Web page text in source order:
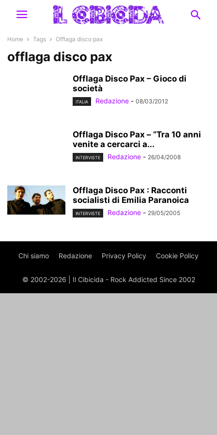
Home Tags Offlaga disco pax
offlaga disco pax
Offlaga Disco Pax – Gioco di
società
ITALIA Redazione - 08/03/2012
Offlaga Disco Pax – “Tra 10 anni
venite a cercarci a...
INTERVISTE Redazione - 26/04/2008
Offlaga Disco Pax : Racconti
socialisti di Emilia Paranoica
INTERVISTE Redazione - 29/05/2005
Chi siamo Redazione Privacy Policy Cookie Policy
© 2002-2026 | Il Cibicida - Rock Addicted Since 2002